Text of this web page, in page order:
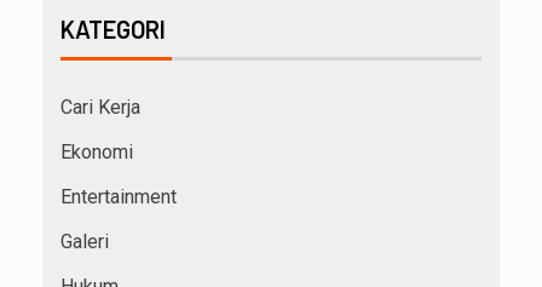
KATEGORI
Cari Kerja
Ekonomi
Entertainment
Galeri